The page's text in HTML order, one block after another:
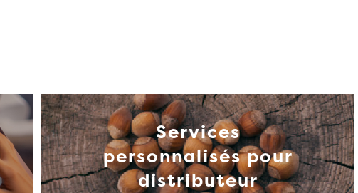
Services
personnalisés pour
distributeur